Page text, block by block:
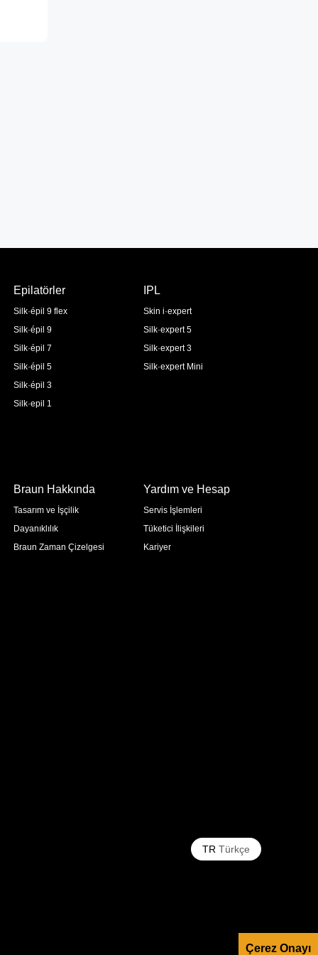
Epilatörler
Silk·épil 9 flex
Silk·épil 9
Silk·épil 7
Silk·épil 5
Silk·épil 3
Silk·epil 1
IPL
Skin i·expert
Silk·expert 5
Silk·expert 3
Silk·expert Mini
Braun Hakkında
Tasarım ve İşçilik
Dayanıklılık
Braun Zaman Çizelgesi
Yardım ve Hesap
Servis İşlemleri
Tüketici İlişkileri
Kariyer
TR Türkçe
Çerez Onayı